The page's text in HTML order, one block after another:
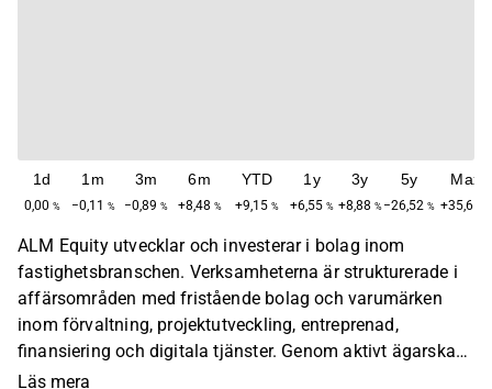
1d
0,00 %
1m
−0,11 %
3m
−0,89 %
6m
+8,48 %
YTD
+9,15 %
1y
+6,55 %
3y
+8,88 %
5y
−26,52 %
Max
+35,61
ALM Equity utvecklar och investerar i bolag inom
fastighetsbranschen. Verksamheterna är strukturerade i
affärsområden med fristående bolag och varumärken
inom förvaltning, projektutveckling, entreprenad,
finansiering och digitala tjänster. Genom aktivt ägarskap
driver ALM Equity initiativ som bedöms skapa avkastning
Läs mera